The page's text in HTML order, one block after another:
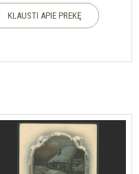
KLAUSTI APIE PREKĘ